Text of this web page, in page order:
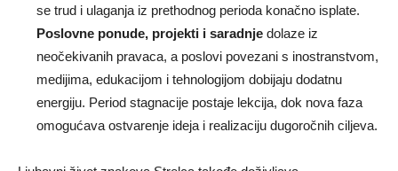
se trud i ulaganja iz prethodnog perioda konačno isplate.
Poslovne ponude, projekti i saradnje dolaze iz
neočekivanih pravaca, a poslovi povezani s inostranstvom,
medijima, edukacijom i tehnologijom dobijaju dodatnu
energiju. Period stagnacije postaje lekcija, dok nova faza
omogućava ostvarenje ideja i realizaciju dugoročnih ciljeva.